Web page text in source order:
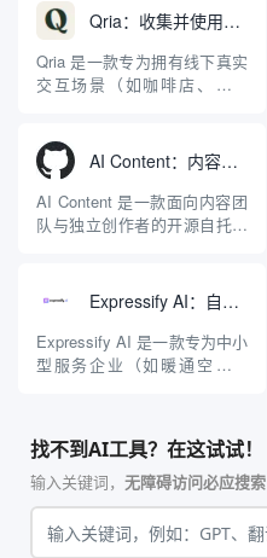
作的实际痛点出发，致力于消
除复杂工具的学习门槛，让高
质量的视频制作和发布流程变
得更加高效且可规模化。通过
Qria：收集并使用AI自动分析总结客户反馈的工具
Qria 是一款专为拥有线下真实
交互场景（如咖啡店、零售
分析平台。与传统的表单问卷
工具不同，Qria 的核心优势在
于引入了强大的 AI 数据分析
能力。平台不仅能让商家在几
AI Content：内容采集与自动创作的生产系统
AI Content 是一款面向内容团
队与独立创作者的开源自托管
个自动化平台中。它覆盖了从
全网信息采集、素材清洗整
理、智能选题挖掘、多风格文
章撰写到小红书特色图文卡片
Expressify AI：自动接待客户并捕获销售线索的智能客服工具
Expressify AI 是一款专为中小
型服务企业（如暖通空调维
候智能客服代理工具。它从商
业交易最基础的“响应速度”出
发，旨在解决企业因回复不及
时而导致潜在客户流失给竞争
对手的痛点。无论...
找不到AI工具？在这试试！
输入关键词， 无障碍访问必应搜索